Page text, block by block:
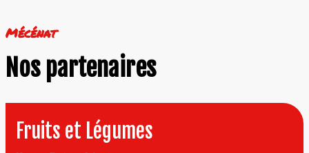
Mécénat
Nos partenaires
Fruits et Légumes